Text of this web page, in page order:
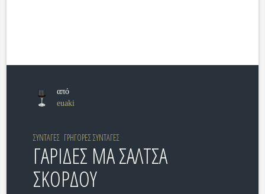
από
euaki
ΣΥΝΤΑΓΕΣ ΓΡΗΓΟΡΕΣ ΣΥΝΤΑΓΕΣ
ΓΑΡΙΔΕΣ ΜΑ ΣΑΛΤΣΑ
ΣΚΟΡΔΟΥ